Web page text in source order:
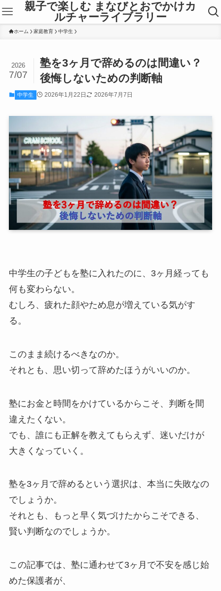
親子で楽しむ まなびとおでかけカ
ルチャーライブラリー
ホーム 家庭教育 中学生
塾を3ヶ月で辞めるのは間違い？
後悔しないための判断軸
2026
7/07
中学生 2026年1月22日 2026年7月7日
中学生の子どもを塾に入れたのに、3ヶ月経っても
何も変わらない。
むしろ、疲れた顔やため息が増えている気がす
る。
このまま続けるべきなのか。
それとも、思い切って辞めたほうがいいのか。
塾にお金と時間をかけているからこそ、判断を間
違えたくない。
でも、誰にも正解を教えてもらえず、迷いだけが
大きくなっていく。
塾を3ヶ月で辞めるという選択は、本当に失敗なの
でしょうか。
それとも、もっと早く気づけたからこそできる、
賢い判断なのでしょうか。
この記事では、塾に通わせて3ヶ月で不安を感じ始
めた保護者が、